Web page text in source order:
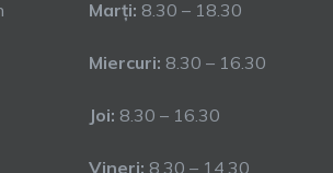
Marți: 8.30 – 18.30
Miercuri: 8.30 – 16.30
Joi: 8.30 – 16.30
Vineri: 8.30 – 14.30